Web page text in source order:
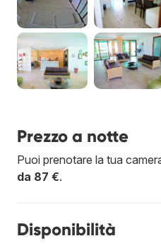
Prezzo a notte
Puoi prenotare la tua
da 87 €.
Disponibilità